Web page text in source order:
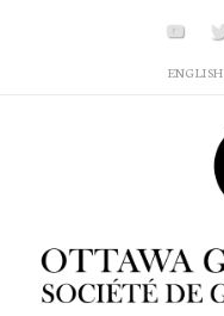
ENGLISH